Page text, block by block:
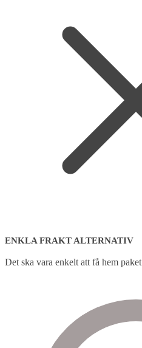
ENKLA FRAKT ALTERNATIV
Det ska vara enkelt att få hem paket